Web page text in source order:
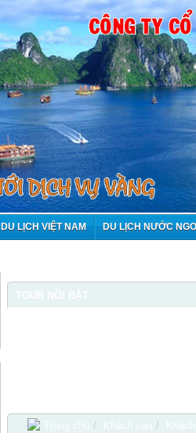
DU LỊCH VIỆT NAM DU LỊCH NƯỚC
Du lịch Hà Nội - Hạ Long - Chùa Hương
TOUR NỔI BẬT
Trang chủ / Khách sạn /